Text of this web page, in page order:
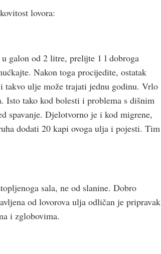
lovora:
galon od 2 litre, prelijte 1 l dobroga
Nakon toga procijedite, ostatak
takvo ulje može trajati jednu godinu. Vrlo
Isto tako kod bolesti i problema s dišnim
spavanje. Djelotvorno je i kod migrene,
dodati 20 kapi ovoga ulja i pojesti. Tim
sala, ne od slanine. Dobro
od lovorova ulja odličan je pripravak
i zglobovima.